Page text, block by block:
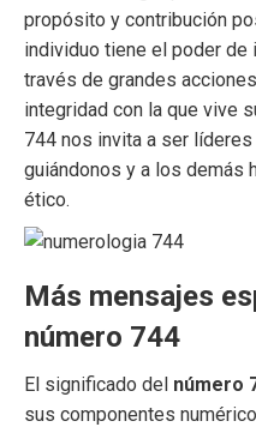
propósito y contribución
individuo tiene el poder de
través de grandes
integridad con la que vive
744 nos invita a ser
guiándonos y a los demás
ético.
Más mensajes
número 744
El significado del número
sus componentes